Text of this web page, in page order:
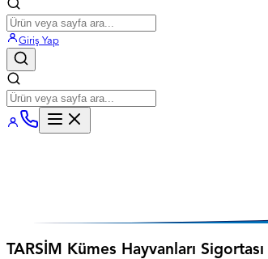
Giriş Yap
TARSİM Kümes Hayvanları Sigortası